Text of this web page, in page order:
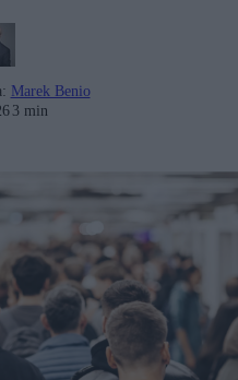
Marek Benio
3 min